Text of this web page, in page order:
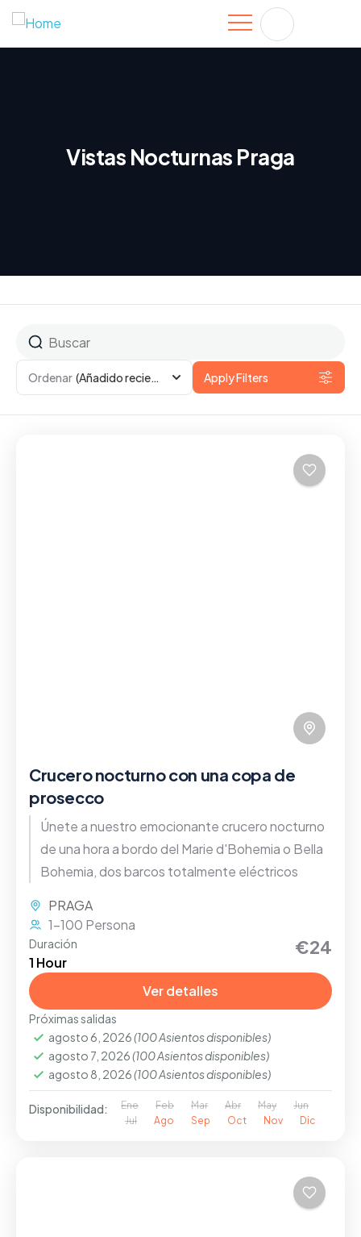
Vistas Nocturnas Praga
Ordenar (Añadido recientemente) Apply Filters
Crucero nocturno con una copa de
prosecco
Únete a nuestro emocionante crucero nocturno
de una hora a bordo del Marie d'Bohemia o Bella
Bohemia, dos barcos totalmente eléctricos
PRAGA
1-100 Persona
Duración
1 Hour
€24
Ver detalles
Próximas salidas
agosto 6, 2026(100 Asientos disponibles)
agosto 7, 2026(100 Asientos disponibles)
agosto 8, 2026(100 Asientos disponibles)
Disponibilidad: Ene Feb Mar Abr May
Jun
Jul
Ago Sep Oct Nov Dic